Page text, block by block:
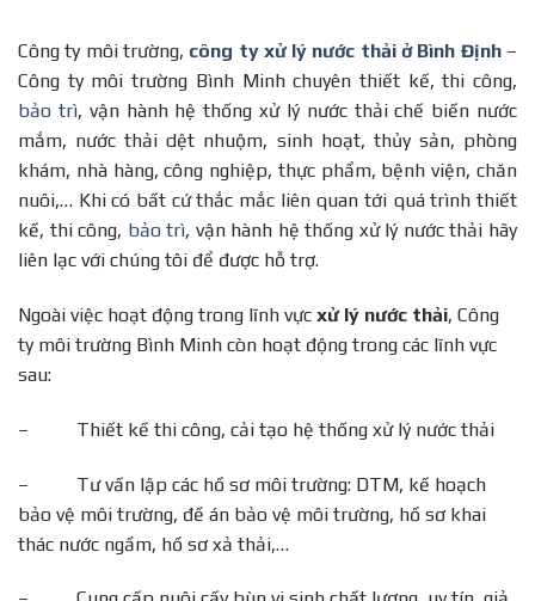
Công ty môi trường, công ty xử lý nước thải ở Bình Định –
Công ty môi trường Bình Minh chuyên thiết kế, thi công,
bảo trì, vận hành hệ thống xử lý nước thải chế biến nước
mắm, nước thải dệt nhuộm, sinh hoạt, thủy sản, phòng
khám, nhà hàng, công nghiệp, thực phẩm, bệnh viện, chăn
nuôi,… Khi có bất cứ thắc mắc liên quan tới quá trình thiết
kế, thi công, bảo trì, vận hành hệ thống xử lý nước thải hãy
liên lạc với chúng tôi để được hỗ trợ.
Ngoài việc hoạt động trong lĩnh vực xử lý nước thải, Công
ty môi trường Bình Minh còn hoạt động trong các lĩnh vực
sau:
– Thiết kế thi công, cải tạo hệ thống xử lý nước thải
– Tư vấn lập các hồ sơ môi trường: DTM, kế hoạch
bảo vệ môi trường, đề án bảo vệ môi trường, hồ sơ khai
thác nước ngầm, hồ sơ xả thải,…